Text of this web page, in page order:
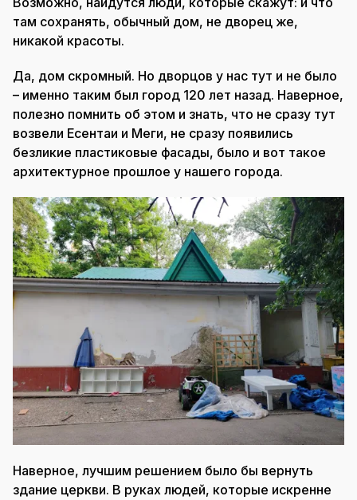
там сохранять, обычный дом, не дворец же,
никакой красоты.
Да, дом скромный. Но дворцов у нас тут и не было
– именно таким был город 120 лет назад. Наверное,
полезно помнить об этом и знать, что не сразу тут
возвели Есентаи и Меги, не сразу появились
безликие пластиковые фасады, было и вот такое
архитектурное прошлое у нашего города.
Наверное, лучшим решением было бы вернуть
здание церкви. В руках людей, которые искренне